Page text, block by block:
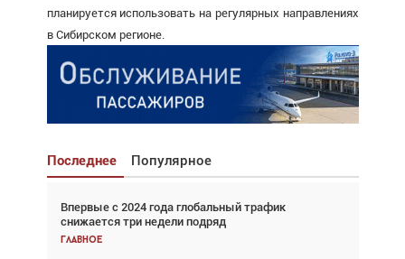
планируется использовать на регулярных направлениях
в Сибирском регионе.
Последнее Популярное
Впервые с 2024 года глобальный трафик
снижается три недели подряд
Главное
Взгляд с высоты: тандем вертолётов и БПЛА в
спасательных операциях
Главное